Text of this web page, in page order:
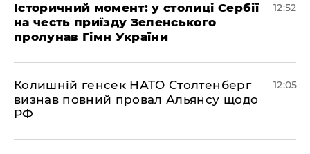
Історичний момент: у столиці Сербії
на честь приїзду Зеленського
пролунав Гімн України
12:52
Колишній генсек НАТО Столтенберг
визнав повний провал Альянсу щодо
РФ
12:05